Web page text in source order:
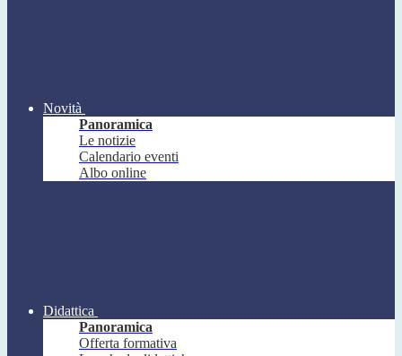
Novità
Panoramica
Le notizie
Calendario eventi
Albo online
Didattica
Panoramica
Offerta formativa